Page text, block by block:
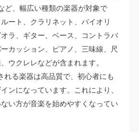
ど、幅広い種類の楽器が対象で
ート、クラリネット、バイオリ
ラ、ギター、ベース、コントラバ
カッション、ピアノ、三味線、尺
ウクレレなどが含まれます。
れる楽器は高品質で、初心者にも
ンになっています。これにより、
い方が音楽を始めやすくなってい